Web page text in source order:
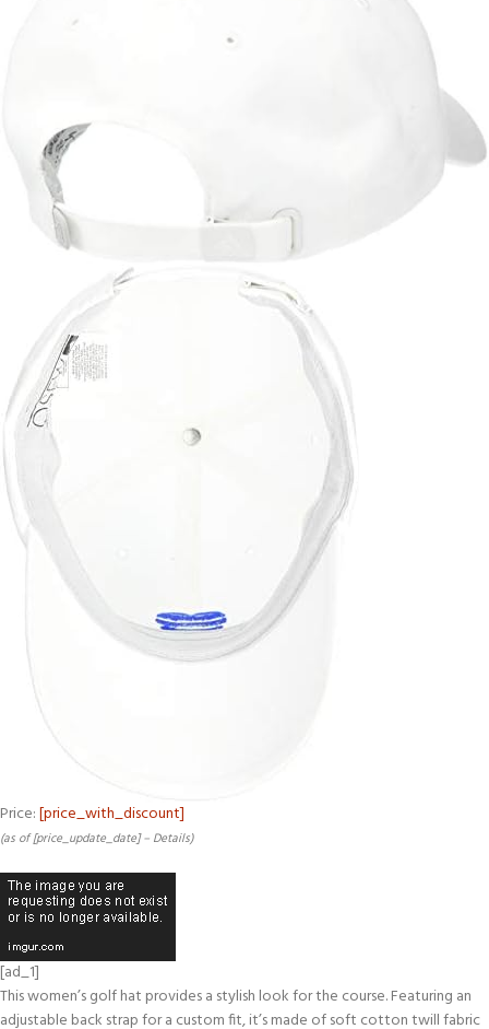
Price:[price_with_discount]
(as of [price_update_date] – Details)
[ad_1]
This women’s golf hat provides a stylish look for the course. Featuring an
adjustable back strap for a custom fit, it’s made of soft cotton twill fabric